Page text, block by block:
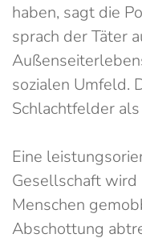
haben, sagt die
sprach der Täter
sozialen Umfeld.
Schlachtfelder
Eine
Gesellschaft wird
Menschen
Abschottung